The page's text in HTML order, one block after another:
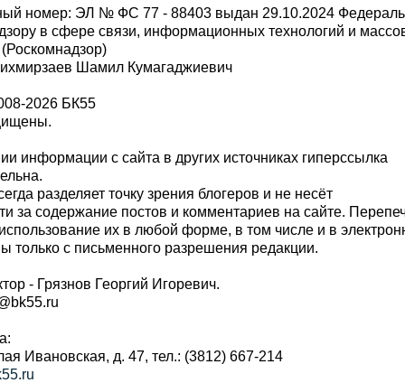
номер: ЭЛ № ФС 77 - 88403 выдан 29.10.2024
в сфере связи, информационных технологий и
Шамил Кумагаджиевич
2026 БК55
информации с сайта в других источниках гиперссылка
разделяет точку зрения блогеров и не несёт
за содержание постов и комментариев на сайте.
их в любой форме, в том числе и в
с письменного разрешения редакции.
- Грязнов Георгий Игоревич.
Ивановская, д. 47, тел.: (3812) 667-214